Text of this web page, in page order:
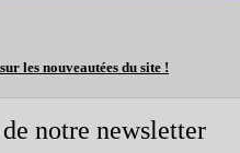
les nouveautées du site !
notre newsletter